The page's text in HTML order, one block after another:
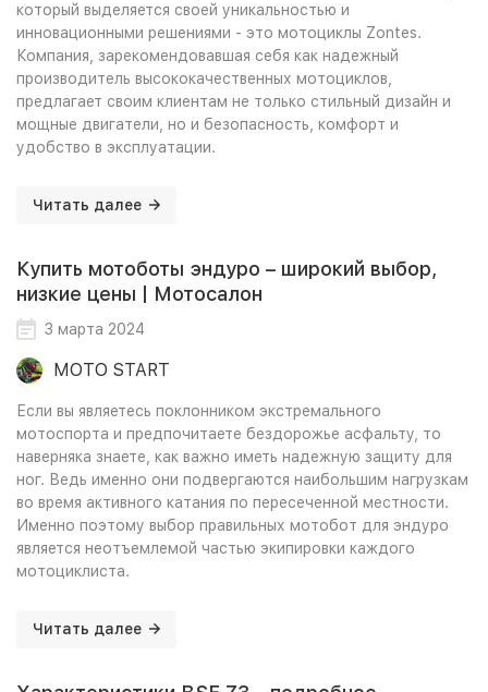
который выделяется своей уникальностью и
инновационными решениями - это мотоциклы Zontes.
Компания, зарекомендовавшая себя как надежный
производитель высококачественных мотоциклов,
предлагает своим клиентам не только стильный дизайн и
мощные двигатели, но и безопасность, комфорт и
удобство в эксплуатации.
Читать далее
Купить мотоботы эндуро – широкий выбор,
низкие цены | Мотосалон
3 марта 2024
MOTO START
Если вы являетесь поклонником экстремального
мотоспорта и предпочитаете бездорожье асфальту, то
наверняка знаете, как важно иметь надежную защиту для
ног. Ведь именно они подвергаются наибольшим нагрузкам
во время активного катания по пересеченной местности.
Именно поэтому выбор правильных мотобот для эндуро
является неотъемлемой частью экипировки каждого
мотоциклиста.
Читать далее